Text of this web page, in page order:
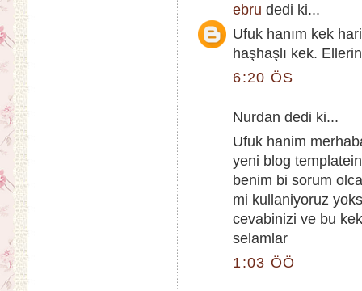
ebru dedi ki...
Ufuk hanım kek
haşhaşlı kek.
6:20 ÖS
Nurdan dedi ki...
Ufuk hanim
yeni blog
benim bi sorum
mi kullaniyoruz
cevabinizi ve bu
selamlar
1:03 ÖÖ